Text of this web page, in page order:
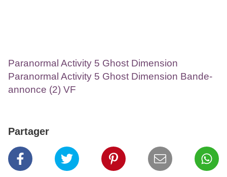
Paranormal Activity 5 Ghost Dimension
Paranormal Activity 5 Ghost Dimension Bande-
annonce (2) VF
Partager